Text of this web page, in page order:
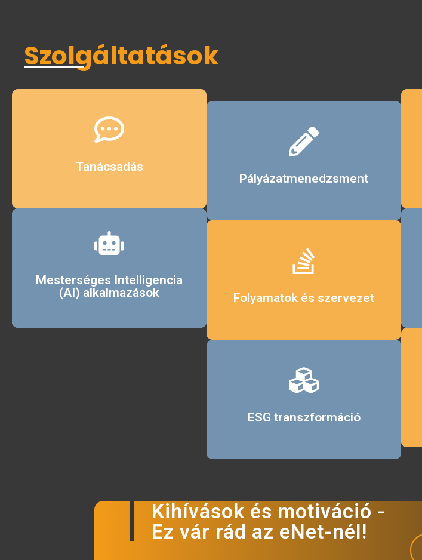
Szolgáltatások
Tanácsadás
Pályázatmenedzsment
Mesterséges Intelligencia
(AI) alkalmazások
Folyamatok és szervezet
ESG transzformáció
Kihívások és motiváció -
Ez vár rád az eNet-nél!